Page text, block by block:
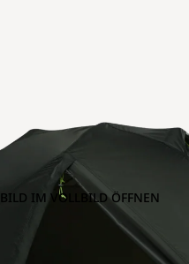
BILD IM VOLLBILD ÖFFNEN